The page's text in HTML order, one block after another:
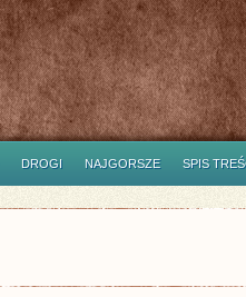
DROGI NAJGORSZE SPIS